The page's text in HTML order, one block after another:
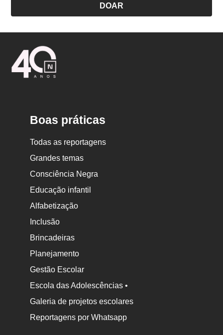
DOAR
Boas práticas
Todas as reportagens
Grandes temas
Consciência Negra
Educação infantil
Alfabetização
Inclusão
Brincadeiras
Planejamento
Gestão Escolar
Escola das Adolescências •
Galeria de projetos escolares
Reportagens por Whatsapp